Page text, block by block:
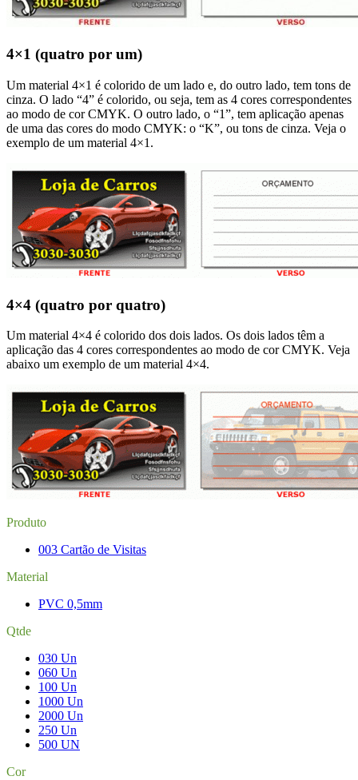
4×1 (quatro por um)
Um material 4×1 é colorido de um lado e, do outro lado, tem tons de
cinza. O lado “4” é colorido, ou seja, tem as 4 cores correspondentes
ao modo de cor CMYK. O outro lado, o “1”, tem aplicação apenas
de uma das cores do modo CMYK: o “K”, ou tons de cinza. Veja o
exemplo de um material 4×1.
4×4 (quatro por quatro)
Um material 4×4 é colorido dos dois lados. Os dois lados têm a
aplicação das 4 cores correspondentes ao modo de cor CMYK. Veja
abaixo um exemplo de um material 4×4.
Produto
003 Cartão de Visitas
Material
PVC 0,5mm
Qtde
030 Un
060 Un
100 Un
1000 Un
2000 Un
250 Un
500 UN
Cor